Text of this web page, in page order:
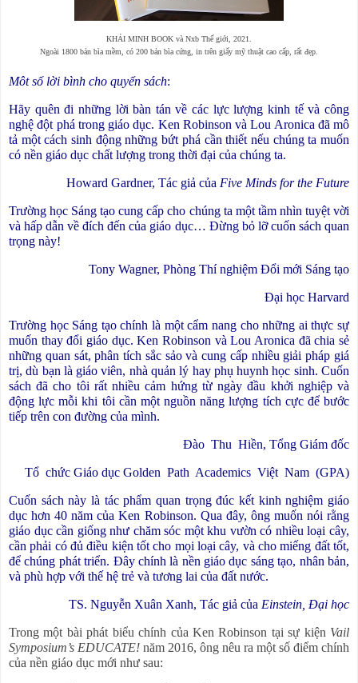
KHẢI MINH BOOK và Nxb Thế giới, 2021.
Ngoài 1800 bản bìa mềm, có 200 bản bìa cứng, in trên giấy mỹ thuật cao cấp, rất đẹp.
Môt số lời bình cho quyển sách:
Hãy quên đi những lời bàn tán về các lực lượng kinh tế và công
nghệ đột phá trong giáo dục. Ken Robinson và Lou Aronica đã mô
tả một cách sinh động những bứt phá cần thiết nếu chúng ta muốn
có nền giáo dục chất lượng trong thời đại của chúng ta.
Howard Gardner, Tác giả của Five Minds for the Future
Trường học Sáng tạo cung cấp cho chúng ta một tầm nhìn tuyệt vời
và hấp dẫn về đích đến của giáo dục… Đừng bỏ lỡ cuốn sách quan
trọng này!
Tony Wagner, Phòng Thí nghiệm Đổi mới Sáng tạo
Đại học Harvard
Trường học Sáng tạo chính là một cẩm nang cho những ai thực sự
muốn thay đổi giáo dục. Ken Robinson và Lou Aronica đã chia sẻ
những quan sát, phân tích sắc sảo và cung cấp nhiều giải pháp giá
trị, dù bạn là giáo viên, nhà quản lý hay phụ huynh học sinh. Cuốn
sách đã cho tôi rất nhiều cảm hứng từ ngày đầu khởi nghiệp và
động lực mỗi khi tôi cần một nguồn năng lượng tích cực để bước
tiếp trên con đường của mình.
Đào Thu Hiền, Tổng Giám đốc
Tổ chức Giáo dục Golden Path Academics Việt Nam (GPA)
Cuốn sách này là tác phẩm quan trọng đúc kết kinh nghiệm giáo
dục hơn 40 năm của Ken Robinson. Qua đây, ông muốn nói rằng
giáo dục cần giống như chăm sóc một khu vườn có nhiều loại cây,
cần phải có đủ điều kiện tốt cho mọi loại cây, và cho miếng đất tốt,
để chúng phát triển. Đây chính là nền giáo dục sáng tạo, nhân bản,
và phù hợp với thế hệ trẻ và tương lai của đất nước.
TS. Nguyễn Xuân Xanh, Tác giả của Einstein, Đại học
Trong một bài phát biểu chính của Ken Robinson tại sự kiện Vail
Symposium’s EDUCATE! năm 2016, ông nêu ra một số điểm chính
của nền giáo dục mới như sau: